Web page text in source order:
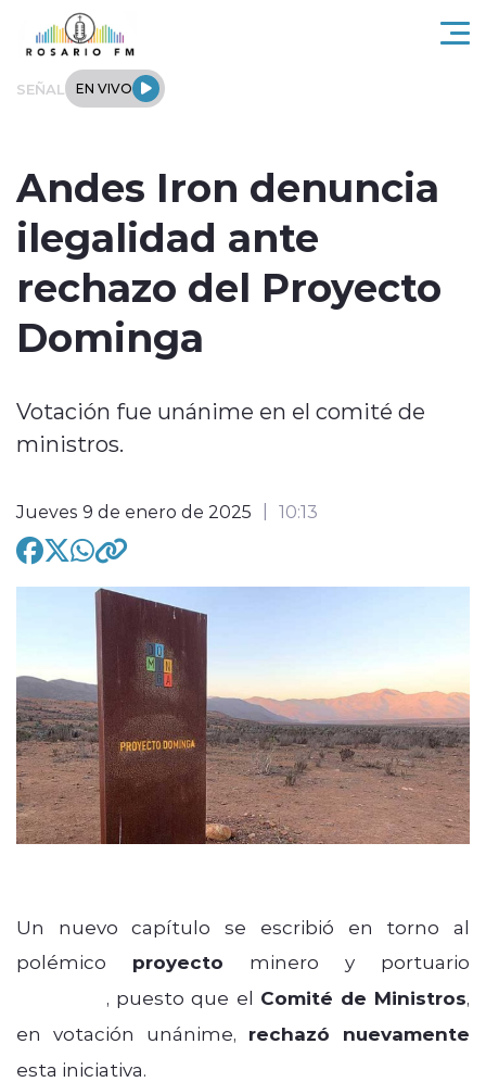
Click acá para ir directamente al contenido
SEÑAL EN VIVO
Regionales
Tendencias
Deportes
modo claro
Andes Iron denuncia
ilegalidad ante
rechazo del Proyecto
Dominga
Votación fue unánime en el comité de
ministros.
Jueves 9 de enero de 2025 10:13
Un nuevo capítulo se escribió en torno al
polémico proyecto minero y portuario
, puesto que el Comité de Ministros,
en votación unánime, rechazó nuevamente
esta iniciativa.